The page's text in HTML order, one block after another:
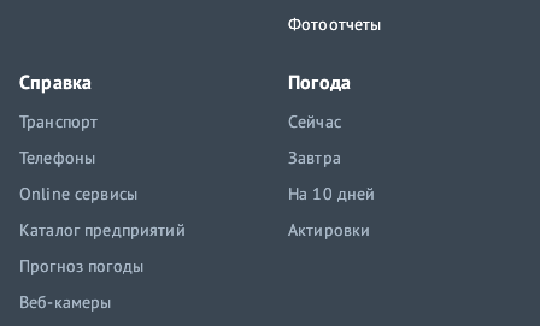
Фотоотчеты
Справка
Транспорт
Телефоны
Online сервисы
Каталог предприятий
Прогноз погоды
Веб-камеры
Погода
Сейчас
Завтра
На 10 дней
Актировки